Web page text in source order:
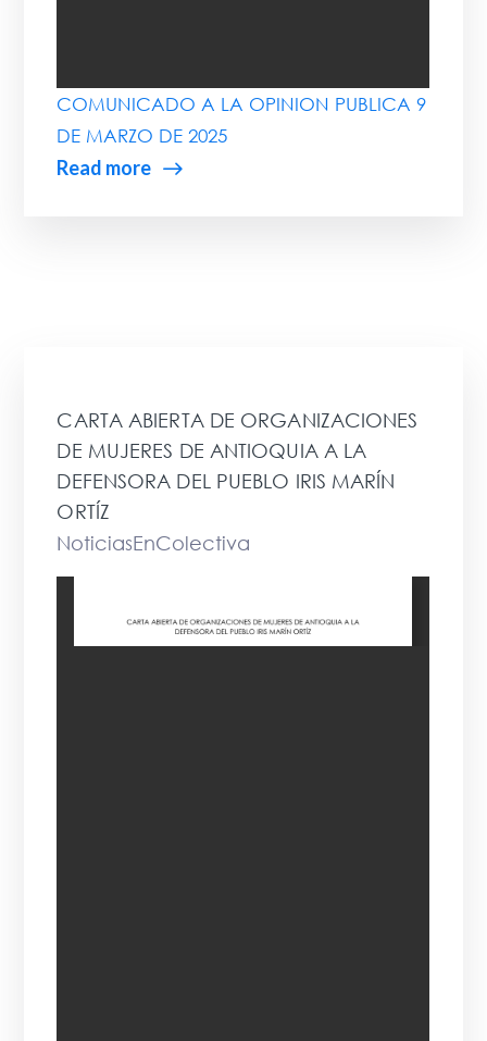
COMUNICADO A LA OPINION PUBLICA 9
DE MARZO DE 2025
Read more
CARTA ABIERTA DE ORGANIZACIONES
DE MUJERES DE ANTIOQUIA A LA
DEFENSORA DEL PUEBLO IRIS MARÍN
ORTÍZ
NoticiasEnColectiva